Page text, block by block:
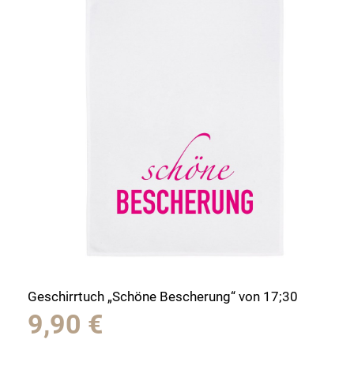
Geschirrtuch „Schöne Bescherung“ von 17;30
9,90 €